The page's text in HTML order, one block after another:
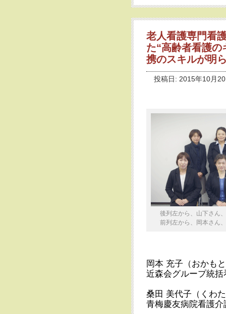
老人看護専門看
た“高齢者看護
携のスキルが明
投稿日: 2015年10月
後列左から、山下さん
前列左から、岡本さん
岡本 充子（おかも
近森会グループ統括
桑田 美代子（くわ
青梅慶友病院看護